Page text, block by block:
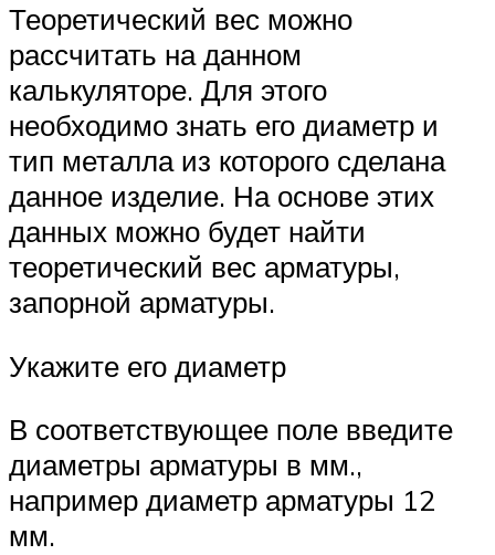
Теоретический вес можно
рассчитать на данном
калькуляторе. Для этого
необходимо знать его диаметр и
тип металла из которого сделана
данное изделие. На основе этих
данных можно будет найти
теоретический вес арматуры,
запорной арматуры.
Укажите его диаметр
В соответствующее поле введите
диаметры арматуры в мм.,
например диаметр арматуры 12
мм.